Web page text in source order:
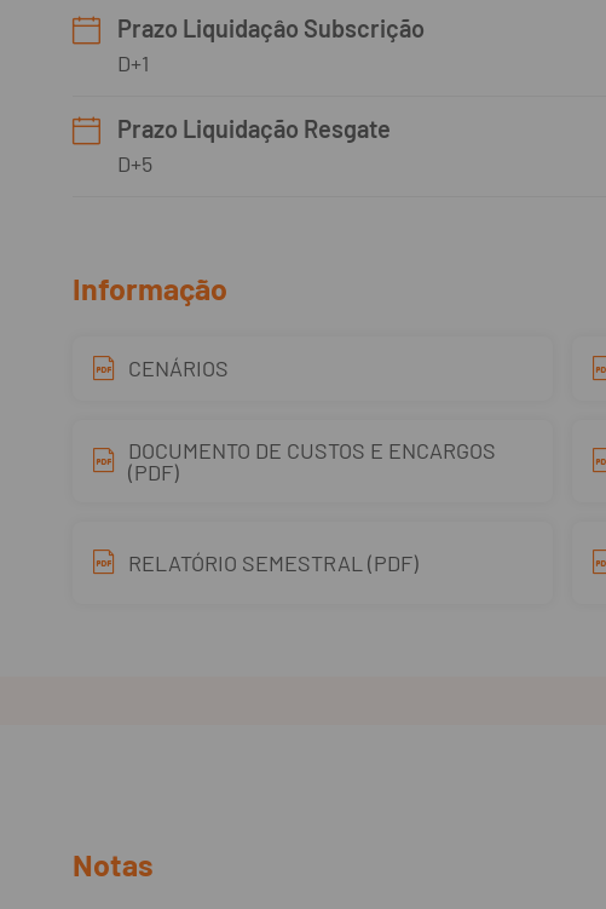
Prazo Liquidaçâo Subscrição
D+1
Prazo Liquidação Resgate
D+5
Informação
CENÁRIOS
DOCUMENTO DE CUSTOS E ENCARGOS
(PDF)
RELATÓRIO SEMESTRAL (PDF)
Notas